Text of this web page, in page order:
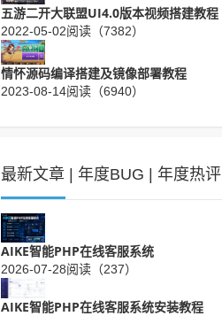
五游二开大联盟UI4.0版本视频搭建教程
2022-05-02阅读（7382）
情怀源码编译搭建及镜像部署教程
2023-08-14阅读（6940）
最新文章 | 年度BUG | 年度热评
AIKE智能PHP在线客服系统
2026-07-28阅读（237）
AIKE智能PHP在线客服系统安装教程